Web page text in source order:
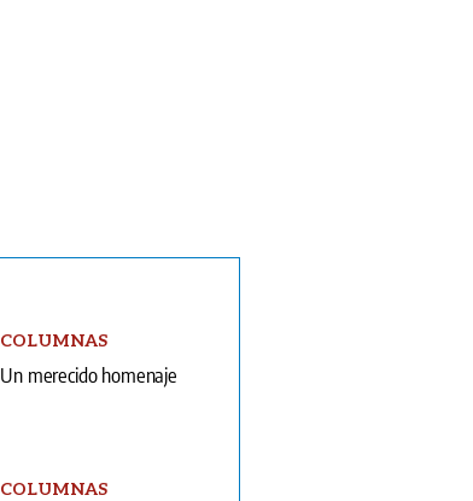
COLUMNAS
Un merecido homenaje
COLUMNAS